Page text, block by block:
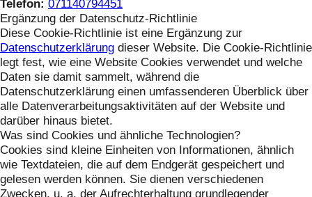
Telefon: 071140794451
Ergänzung der Datenschutz-Richtlinie
Diese Cookie-Richtlinie ist eine Ergänzung zur
Datenschutzerklärung dieser Website. Die Cookie-Richtlinie
legt fest, wie eine Website Cookies verwendet und welche
Daten sie damit sammelt, während die
Datenschutzerklärung einen umfassenderen Überblick über
alle Datenverarbeitungsaktivitäten auf der Website und
darüber hinaus bietet.
Was sind Cookies und ähnliche Technologien?
Cookies sind kleine Einheiten von Informationen, ähnlich
wie Textdateien, die auf dem Endgerät gespeichert und
gelesen werden können. Sie dienen verschiedenen
Zwecken, u. a. der Aufrechterhaltung grundlegender